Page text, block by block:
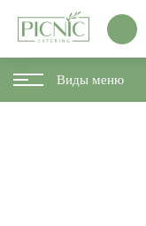
Виды меню